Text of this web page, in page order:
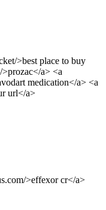
>best place to buy
a> <a
medication</a> <a
url</a>
>effexor cr</a>